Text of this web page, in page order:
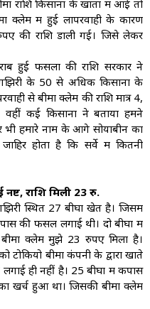
राशि किसानों के खातों में आई तो
में हुई लापरवाही के कारण
की राशि डाली गई। जिसे लेकर
हुई फसलों की राशि सरकार ने
के 50 से अधिक किसानों के
से बीमा क्लेम की राशि मात्र 4,
कई किसानों ने बताया हमने
भी हमारे नाम के आगे सोयाबीन का
होता है कि सर्वे में कितनी
राशि मिली 23 रु.
स्थित 27 बीघा खेत है। जिसमें
की फसल लगाई थी। दो बीघा में
क्लेम मुझे 23 रुपए मिला है।
बीमा कंपनी के द्वारा खाते
ही नहीं है। 25 बीघा में कपास
खर्च हुआ था। जिसकी बीमा क्लेम